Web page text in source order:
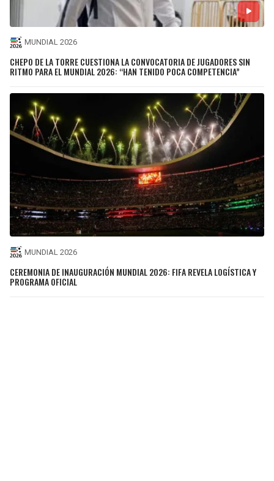
MUNDIAL 2026
CHEPO DE LA TORRE CUESTIONA LA CONVOCATORIA DE JUGADORES SIN
RITMO PARA EL MUNDIAL 2026: “HAN TENIDO POCA COMPETENCIA”
MUNDIAL 2026
CEREMONIA DE INAUGURACIÓN MUNDIAL 2026: FIFA REVELA LOGÍSTICA Y
PROGRAMA OFICIAL